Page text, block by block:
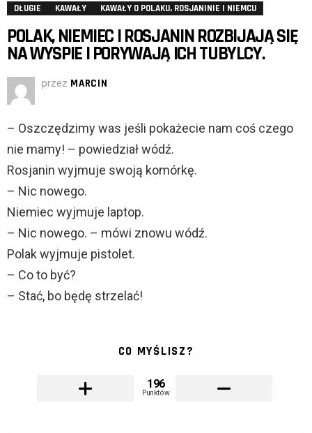
DŁUGIE KAWAŁY KAWAŁY O POLAKU, ROSJANINIE I NIEMCU
POLAK, NIEMIEC I ROSJANIN ROZBIJAJĄ SIĘ
NA WYSPIE I PORYWAJĄ ICH TUBYLCY.
przez MARCIN
– Oszczędzimy was jeśli pokażecie nam coś czego
nie mamy! – powiedział wódź.
Rosjanin wyjmuje swoją komórkę.
– Nic nowego.
Niemiec wyjmuje laptop.
– Nic nowego. – mówi znowu wódź.
Polak wyjmuje pistolet.
– Co to być?
– Stać, bo będę strzelać!
CO MYŚLISZ?
196
Punktów